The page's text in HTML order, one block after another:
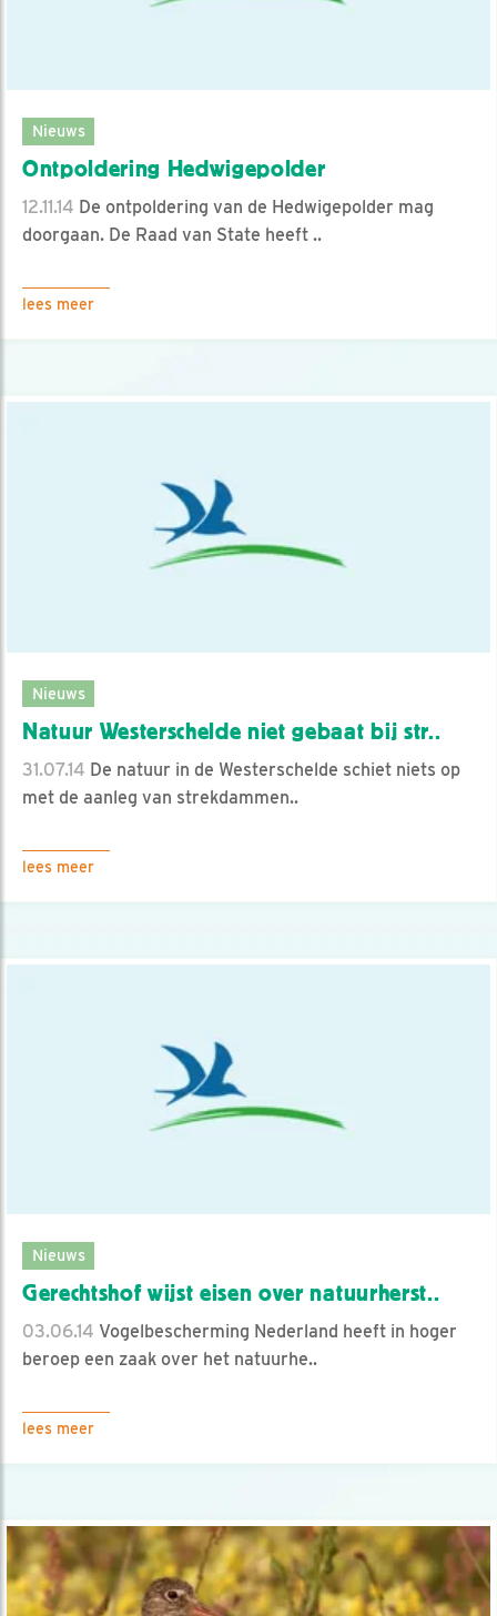
Nieuws
Ontpoldering Hedwigepolder
12.11.14 De ontpoldering van de Hedwigepolder mag
doorgaan. De Raad van State heeft ..
lees meer
Nieuws
Natuur Westerschelde niet gebaat bij str..
31.07.14 De natuur in de Westerschelde schiet niets op
met de aanleg van strekdammen..
lees meer
Nieuws
Gerechtshof wijst eisen over natuurherst..
03.06.14 Vogelbescherming Nederland heeft in hoger
beroep een zaak over het natuurhe..
lees meer